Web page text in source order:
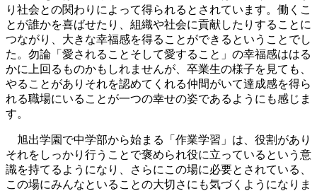
り社会との関わりによって得られるとされています。働くこ
とが誰かを喜ばせたり、組織や社会に貢献したりすることに
つながり、大きな幸福感を得ることができるということでし
た。勿論「愛されることそして愛すること」の幸福感ははる
かに上回るものかもしれませんが、卒業生の様子を見ても、
やることがありそれを認めてくれる仲間がいて達成感を得ら
れる職場にいることが一つの幸せの姿であるようにも感じま
す。
旭出学園で中学部から始まる「作業学習」は、役割があり
それをしっかり行うことで褒められ役に立っているという意
識を持てるようになり、さらにこの場に必要とされている、
この場にみんなといることの大切さにも気づくようになりま